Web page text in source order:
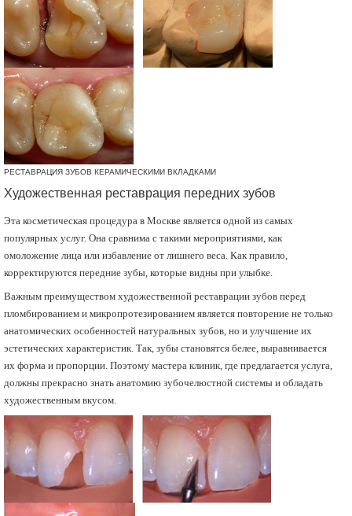
РЕСТАВРАЦИЯ ЗУБОВ КЕРАМИЧЕСКИМИ ВКЛАДКАМИ
Художественная реставрация передних зубов
Эта косметическая процедура в Москве является одной из самых
популярных услуг. Она сравнима с такими мероприятиями, как
омоложение лица или избавление от лишнего веса. Как правило,
корректируются передние зубы, которые видны при улыбке.
Важным преимуществом художественной реставрации зубов перед
пломбированием и микропротезированием является повторение не только
анатомических особенностей натуральных зубов, но и улучшение их
эстетических характеристик. Так, зубы становятся белее, выравнивается
их форма и пропорции. Поэтому мастера клиник, где предлагается услуга,
должны прекрасно знать анатомию зубочелюстной системы и обладать
художественным вкусом.